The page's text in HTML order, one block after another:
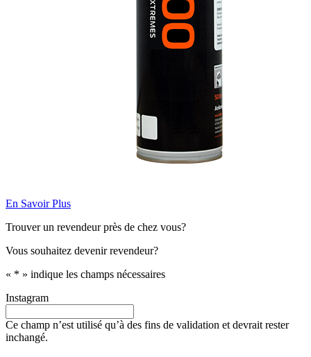
En Savoir Plus
Trouver un revendeur près de chez vous?
Vous souhaitez devenir revendeur?
« * » indique les champs nécessaires
Instagram
Ce champ n’est utilisé qu’à des fins de validation et devrait rester
inchangé.